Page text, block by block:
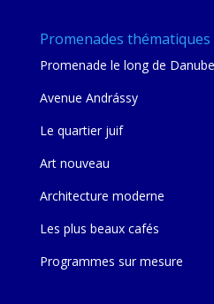
Promenades thématiques
Promenade le long de Danube
Avenue Andrássy
Le quartier juif
Art nouveau
Architecture moderne
Les plus beaux cafés
Programmes sur mesure